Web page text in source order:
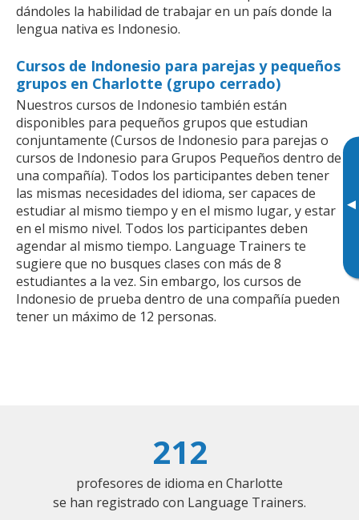
▸
dándoles la habilidad de trabajar en un país donde la
lengua nativa es Indonesio.
Cursos de Indonesio para parejas y pequeños
grupos en Charlotte (grupo cerrado)
Nuestros cursos de Indonesio también están
disponibles para pequeños grupos que estudian
conjuntamente (Cursos de Indonesio para parejas o
cursos de Indonesio para Grupos Pequeños dentro de
una compañía). Todos los participantes deben tener
las mismas necesidades del idioma, ser capaces de
estudiar al mismo tiempo y en el mismo lugar, y estar
en el mismo nivel. Todos los participantes deben
agendar al mismo tiempo. Language Trainers te
sugiere que no busques clases con más de 8
estudiantes a la vez. Sin embargo, los cursos de
Indonesio de prueba dentro de una compañía pueden
tener un máximo de 12 personas.
212
profesores de idioma en Charlotte
se han registrado con Language Trainers.